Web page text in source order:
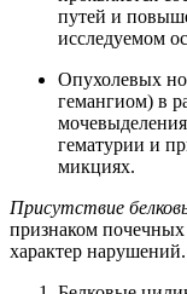
путей и
исследуемом
Опухолевых
гемангиом) в
гематурии и
микциях.
Присутствие
признаком почечных
характер нарушений.